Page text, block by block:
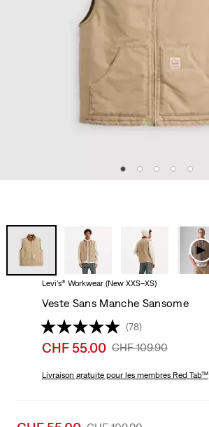
Levi's® Workwear (New XXS–XS)
Veste Sans Manche Sansome
(78)
Sale
is
CHF 55.00 Original
Was
CHF 109.90
Livraison gratuitepour les membres Red Tab™